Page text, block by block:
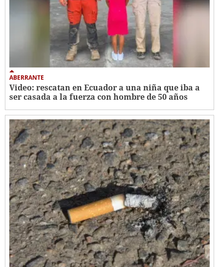
ABERRANTE
Video: rescatan en Ecuador a una niña que iba a
ser casada a la fuerza con hombre de 50 años